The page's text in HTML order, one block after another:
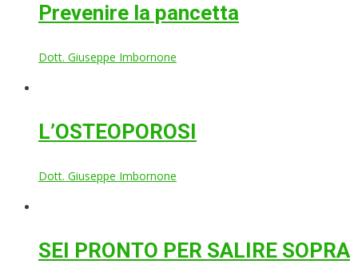
Prevenire la pancetta
Dott. Giuseppe Imbornone
L’OSTEOPOROSI
Dott. Giuseppe Imbornone
SEI PRONTO PER SALIRE SOPRA